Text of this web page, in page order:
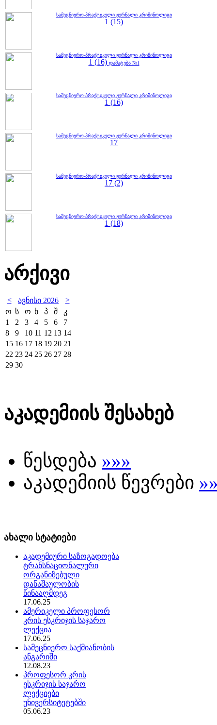
სამეცნიერო-პრაქტიკული ჟურნალი კრიმინოლიგი
1 (15)
სამეცნიერო-პრაქტიკული ჟურნალი კრიმინოლიგი
1 (16) დამატება №1
სამეცნიერო-პრაქტიკული ჟურნალი კრიმინოლიგი
1 (16)
სამეცნიერო-პრაქტიკული ჟურნალი კრიმინოლიგი
17
სამეცნიერო-პრაქტიკული ჟურნალი კრიმინოლიგი
17 (2)
სამეცნიერო-პრაქტიკული ჟურნალი კრიმინოლიგი
1 (18)
არქივი
< ავნისი 2026
>
ო ს ო ხ პ შ
კ
1
2 3 4 5 6
7
8
9 10 11 12 13 14
15 16 17 18 19 20 21
22 23 24 25 26 27 28
29 30
აკადემიის შესახებ
წესდება »»»
აკადემიის წევრები
ახალი სტატიები
აკადემიური საზოგადოება
ტრანსნაციონალური
ორგანიზებული
დანაშაულობის
წინააღმდეგ
17.06.25
ამერიკელი პროფესორ
კრის ესკრიჯის საჯარო
ლექცია
17.06.25
სამეცნიერო საქმიანობის
ანგარიში
12.08.23
პროფესორ კრის
ესკრიჯის საჯარო
ლექციები
უნივერსიტეტებში
05.06.23